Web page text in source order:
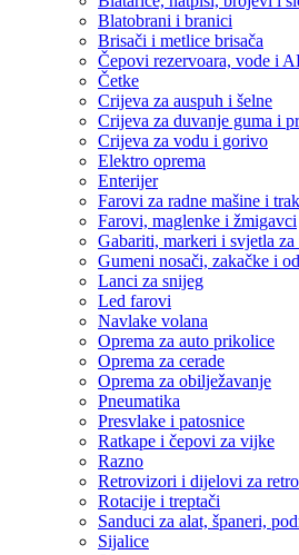
Blatobrani i branici
Brisači i metlice brisača
Čepovi rezervoara, vode i
Četke
Crijeva za auspuh i šelne
Crijeva za duvanje guma i
Crijeva za vodu i gorivo
Elektro oprema
Enterijer
Farovi za radne mašine i
Farovi, maglenke i žmigavci
Gabariti, markeri i svjetla za
Gumeni nosači, zakačke i
Lanci za snijeg
Led farovi
Navlake volana
Oprema za auto prikolice
Oprema za cerade
Oprema za obilježavanje
Pneumatika
Presvlake i patosnice
Ratkape i čepovi za vijke
Razno
Retrovizori i dijelovi za
Rotacije i treptači
Sanduci za alat, španeri,
Sijalice